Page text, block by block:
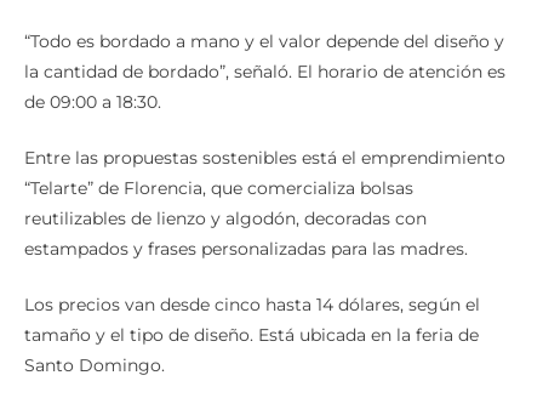
“Todo es bordado a mano y el valor depende del diseño y
la cantidad de bordado”, señaló. El horario de atención es
de 09:00 a 18:30.
Entre las propuestas sostenibles está el emprendimiento
“Telarte” de Florencia, que comercializa bolsas
reutilizables de lienzo y algodón, decoradas con
estampados y frases personalizadas para las madres.
Los precios van desde cinco hasta 14 dólares, según el
tamaño y el tipo de diseño. Está ubicada en la feria de
Santo Domingo.